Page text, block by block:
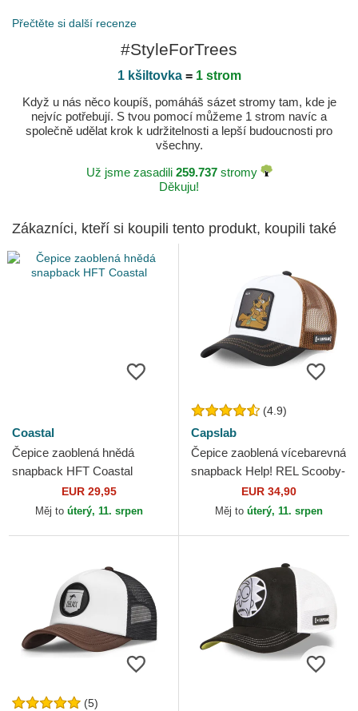
Publikováno dne 2025-01-10 podle Kris
Přečtěte si další recenze
#StyleForTrees
1 kšiltovka= 1 strom
Když u nás něco koupíš, pomáháš sázet stromy tam, kde je
nejvíc potřebují. S tvou pomocí můžeme 1 strom navíc a
společně udělat krok k udržitelnosti a lepší budoucnosti pro
všechny.
Už jsme zasadili 259.737stromy
Děkuju!
Zákazníci, kteří si koupili tento produkt, koupili také
Coastal
Čepice zaoblená hnědá
snapback HFT Coastal
EUR 29,95
Měj to úterý, 11. srpen
(4.9)
Capslab
Čepice zaoblená vícebarevná
snapback Help! REL Scooby-
Doo CapslabEUR 34,90
Měj to úterý, 11. srpen
(5)